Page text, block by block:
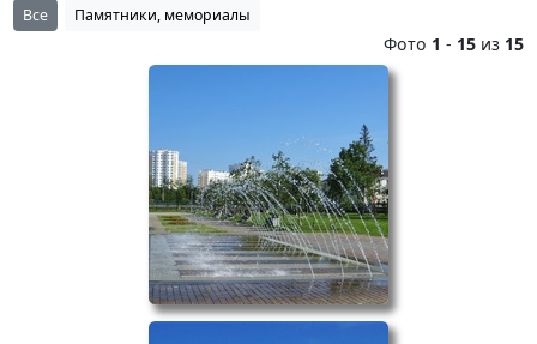
Все Памятники, мемориалы
Фото 1 - 15 из 15